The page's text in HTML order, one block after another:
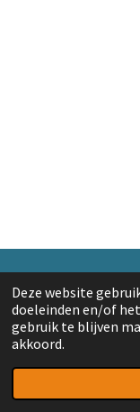
Deze website
doeleinden en/of
gebruik te blijven
akkoord.
© 2018 A. v/d Top
Powered byJouwWeb